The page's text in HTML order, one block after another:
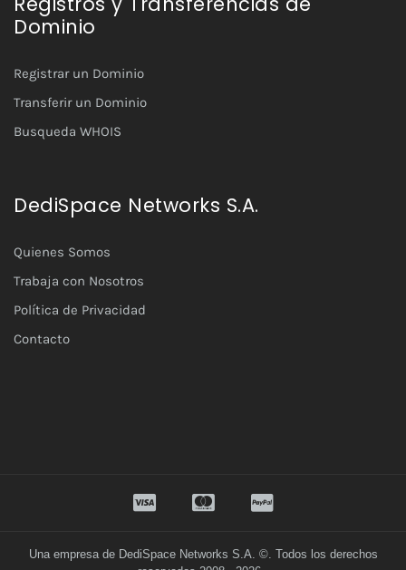
Dominio
Registrar un Dominio
Transferir un Dominio
Busqueda WHOIS
DediSpace Networks S.A.
Quienes Somos
Trabaja con Nosotros
Política de Privacidad
Contacto
Una empresa de DediSpace Networks S.A. ©. Todos los derechos